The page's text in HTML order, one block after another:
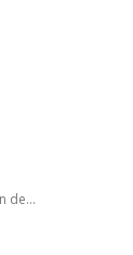
de...